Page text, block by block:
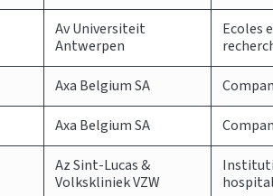
Av Universiteit
Antwerpen
Ecoles
Axa Belgium SA
Axa Belgium SA
Az Sint-Lucas &
Volkskliniek VZW